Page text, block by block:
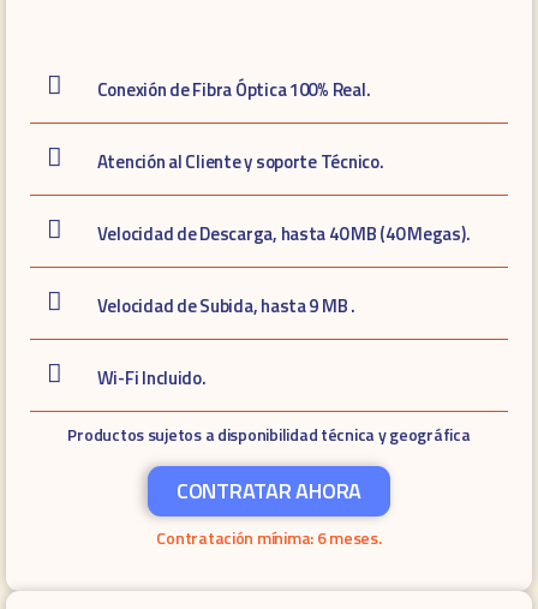
Conexión de Fibra Óptica 100% Real.
Atención al Cliente y soporte Técnico.
Velocidad de Descarga, hasta 40 MB (40 Megas).
Velocidad de Subida, hasta 9 MB .
Wi-Fi Incluido.
Productos sujetos a disponibilidad técnica y geográfica
CONTRATAR AHORA
Contratación mínima: 6 meses.